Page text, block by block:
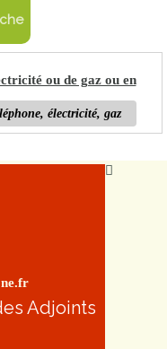
ou de gaz ou en
électricité, gaz
Adjoints